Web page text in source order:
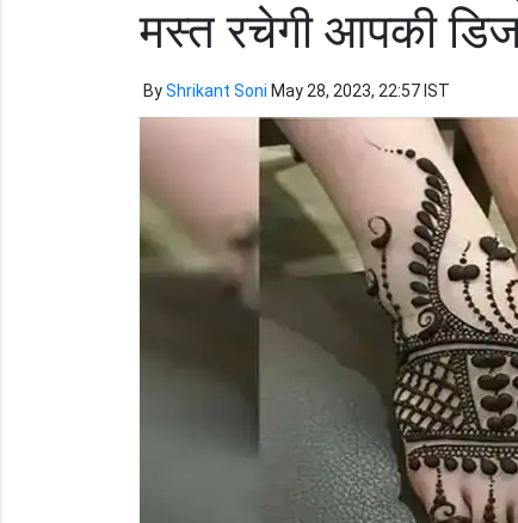
मस्त रचेगी आपकी
ByShrikant Soni May 28, 2023, 22:57 IST